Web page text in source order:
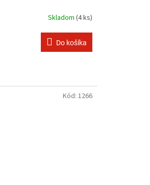
Skladom (4 ks)
Do košíka
Kód: 1266